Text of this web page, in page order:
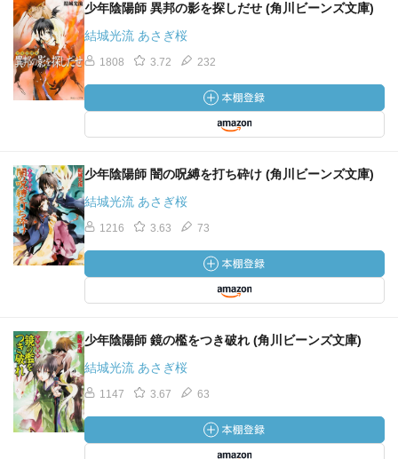
少年陰陽師 異邦の影を探しだせ (角川ビーンズ文庫)
結城光流 あさぎ桜
1808 3.72 232
少年陰陽師 闇の呪縛を打ち砕け (角川ビーンズ文庫)
結城光流 あさぎ桜
1216 3.63 73
少年陰陽師 鏡の檻をつき破れ (角川ビーンズ文庫)
結城光流 あさぎ桜
1147 3.67 63